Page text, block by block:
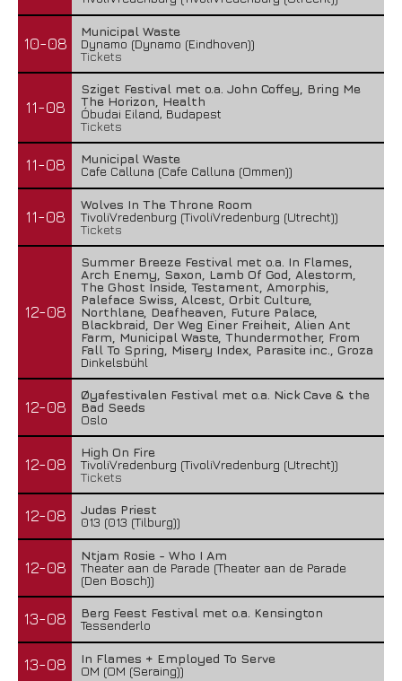
10-08
Municipal Waste
Dynamo (Dynamo (Eindhoven))
Tickets
11-08
Sziget Festival met o.a. John Coffey, Bring Me
The Horizon, Health
Óbudai Eiland, Budapest
Tickets
11-08
Municipal Waste
Cafe Calluna (Cafe Calluna (Ommen))
11-08
Wolves In The Throne Room
TivoliVredenburg (TivoliVredenburg (Utrecht))
Tickets
12-08
Summer Breeze Festival met o.a. In Flames,
Arch Enemy, Saxon, Lamb Of God, Alestorm,
The Ghost Inside, Testament, Amorphis,
Paleface Swiss, Alcest, Orbit Culture,
Northlane, Deafheaven, Future Palace,
Blackbraid, Der Weg Einer Freiheit, Alien Ant
Farm, Municipal Waste, Thundermother, From
Fall To Spring, Misery Index, Parasite inc., Groza
Dinkelsbühl
12-08
Øyafestivalen Festival met o.a. Nick Cave & the
Bad Seeds
Oslo
12-08
High On Fire
TivoliVredenburg (TivoliVredenburg (Utrecht))
Tickets
12-08
Judas Priest
013 (013 (Tilburg))
12-08
Ntjam Rosie - Who I Am
Theater aan de Parade (Theater aan de Parade
(Den Bosch))
13-08
Berg Feest Festival met o.a. Kensington
Tessenderlo
13-08
In Flames + Employed To Serve
OM (OM (Seraing))